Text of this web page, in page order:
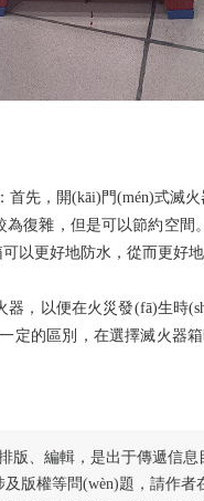
先，開(kāi)門(mén)式滅
，但是可以節約空間
更好地防水，從而更好地保
，以便在火災發(fā)生時
的區別，在選擇滅火器
版、編輯，是出于傳遞
版權等問(wèn)題，請作